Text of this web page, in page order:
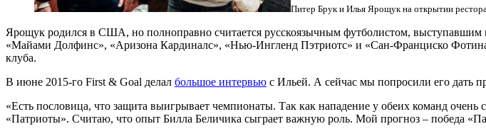
Питер Брук и Илья Ярощук на открытии
Ярощук родился в США, но полноправно считается русскоязычным футболистом,
«Майами Долфинс», «Аризона Кардиналс», «Нью-Ингленд Пэтриотс» и «Сан-Франциско
клуба.
В июне 2015-го First & Goal делал большое интервью с Ильей. А сейчас мы попросили его дать
«Есть пословица, что защита выигрывает чемпионаты. Так как нападение у обеих команд
«Патриоты». Считаю, что опыт Билла Беличика сыграет важную роль. Мой прогноз – победа